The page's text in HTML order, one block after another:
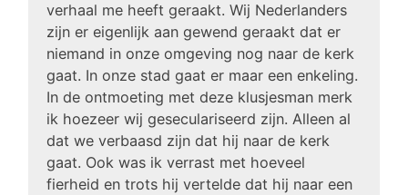
verhaal me heeft geraakt. Wij Nederlanders
zijn er eigenlijk aan gewend geraakt dat er
niemand in onze omgeving nog naar de kerk
gaat. In onze stad gaat er maar een enkeling.
In de ontmoeting met deze klusjesman merk
ik hoezeer wij geseculariseerd zijn. Alleen al
dat we verbaasd zijn dat hij naar de kerk
gaat. Ook was ik verrast met hoeveel
fierheid en trots hij vertelde dat hij naar een